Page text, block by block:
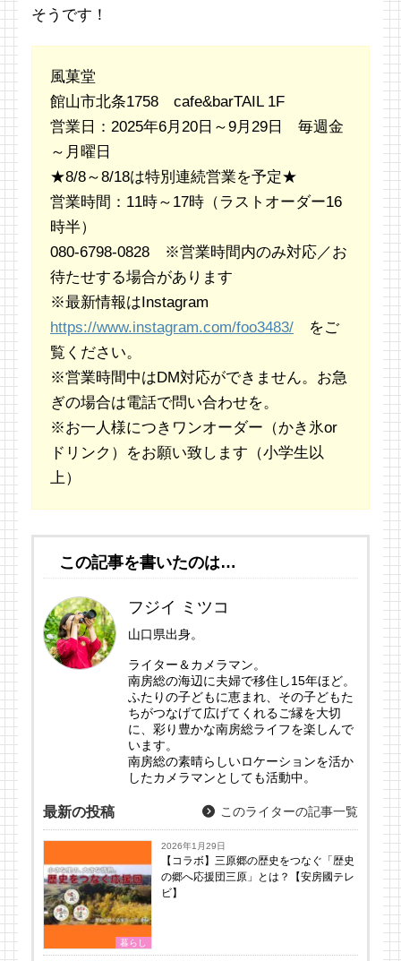
そうです！
風菓堂
館山市北条1758 cafe&barTAIL 1F
営業日：2025年6月20日～9月29日 毎週金
～月曜日
★8/8～8/18は特別連続営業を予定★
営業時間：11時～17時（ラストオーダー16
時半）
080-6798-0828 ※営業時間内のみ対応／お
待たせする場合があります
※最新情報はInstagram
https://www.instagram.com/foo3483/ をご
覧ください。
※営業時間中はDM対応ができません。お急
ぎの場合は電話で問い合わせを。
※お一人様につきワンオーダー（かき氷or
ドリンク）をお願い致します（小学生以
上）
この記事を書いたのは…
フジイ ミツコ
山口県出身。
ライター＆カメラマン。
南房総の海辺に夫婦で移住し15年ほど。
ふたりの子どもに恵まれ、その子どもた
ちがつなげて広げてくれるご縁を大切
に、彩り豊かな南房総ライフを楽しんで
います。
南房総の素晴らしいロケーションを活か
したカメラマンとしても活動中。
最新の投稿 このライターの記事一覧
暮らし
2026年1月29日
【コラボ】三原郷の歴史をつなぐ「歴史
の郷へ応援団三原」とは？【安房國テレ
ビ】